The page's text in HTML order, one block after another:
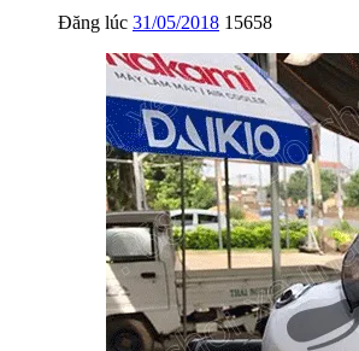
Đăng lúc 31/05/2018 15658